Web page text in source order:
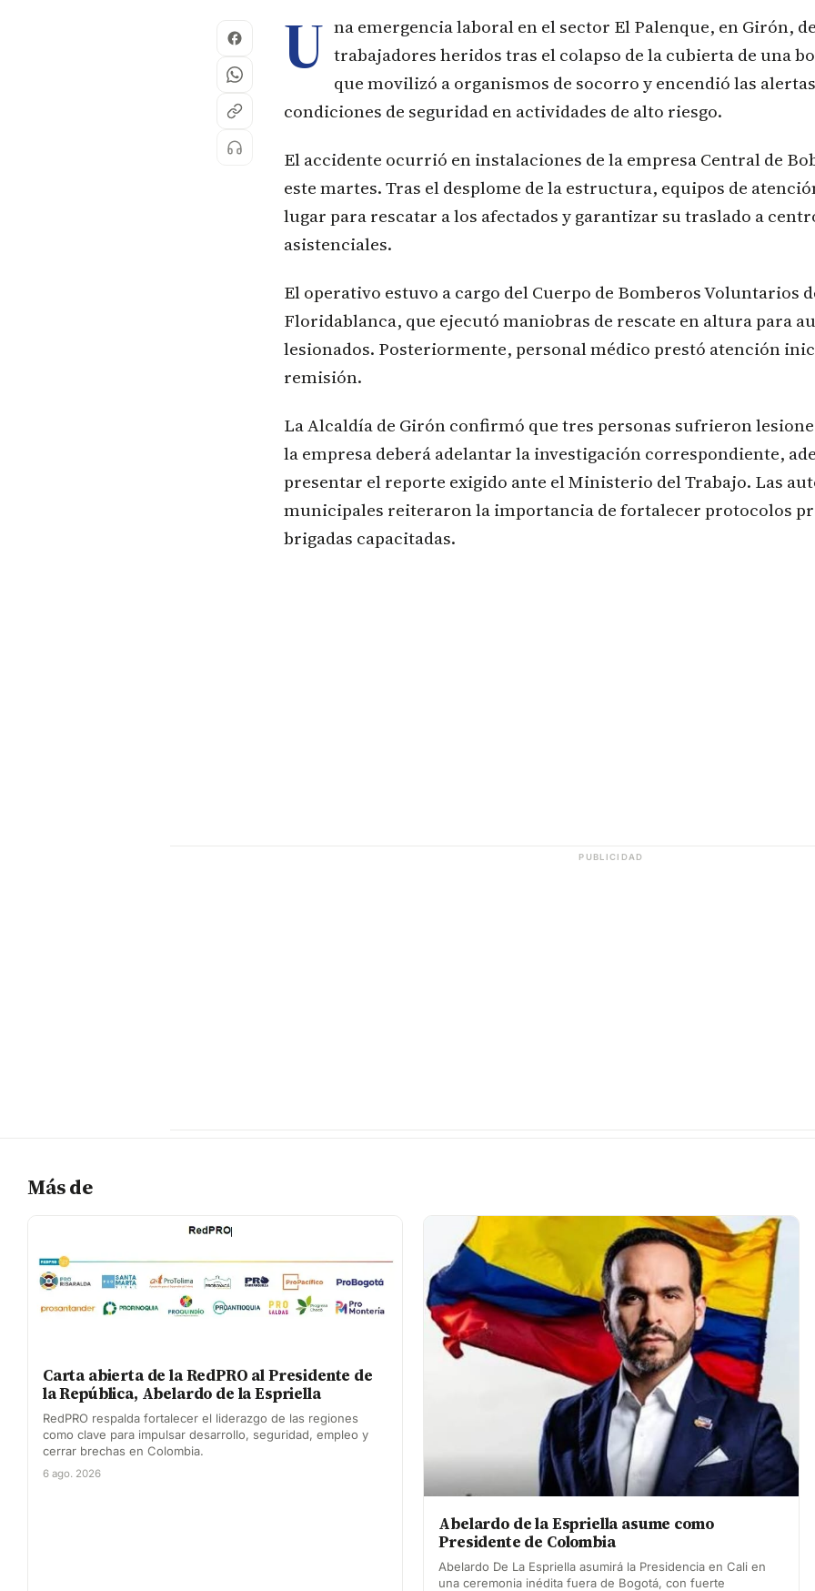
U na emergencia laboral en el sector El Palenque, en Girón,
trabajadores heridos tras el colapso de la cubierta de una
que movilizó a organismos de socorro y encendió las
condiciones de seguridad en actividades de alto riesgo.
El accidente ocurrió en instalaciones de la empresa Central de
este martes. Tras el desplome de la estructura, equipos de
lugar para rescatar a los afectados y garantizar su traslado a
asistenciales.
El operativo estuvo a cargo del Cuerpo de Bomberos Voluntarios
Floridablanca, que ejecutó maniobras de rescate en altura para
lesionados. Posteriormente, personal médico prestó atención
remisión.
La Alcaldía de Girón confirmó que tres personas sufrieron
la empresa deberá adelantar la investigación correspondiente,
presentar el reporte exigido ante el Ministerio del Trabajo. Las
municipales reiteraron la importancia de fortalecer protocolos
brigadas capacitadas.
PUBLICIDAD
Más de
Carta abierta de la RedPRO al Presidente de
la República, Abelardo de la Espriella
RedPRO respalda fortalecer el liderazgo de las regiones
como clave para impulsar desarrollo, seguridad, empleo y
cerrar brechas en Colombia.
6 ago. 2026
Abelardo de la Espriella asume como
Presidente de Colombia
Abelardo De La Espriella asumirá la Presidencia en Cali en
una ceremonia inédita fuera de Bogotá, con fuerte